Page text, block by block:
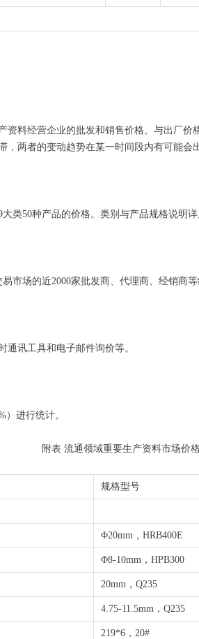
料经营企业的批发和销售价格。与出厂价
两者的变动趋势在某一时间段内有可能会
50种产品的价格。类别与产品规格说明详
场的近2000家批发商、代理商、经销商等
讯工具和电子邮件询价等。
进行统计。
附表 流通领域重要生产资料市场价
规格型号
Φ20mm，HRB400E
Φ8-10mm，HPB300
20mm，Q235
4.75-11.5mm，Q235
219*6，20#